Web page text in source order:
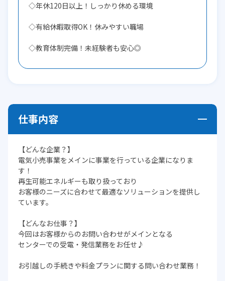
◇年休120日以上！しっかり休める環境
◇有給休暇取得OK！休みやすい職場
◇教育体制完備！未経験者も安心◎
仕事内容
【どんな企業？】
電気小売事業をメインに事業を行っている企業になりま
す！
再生可能エネルギーも取り扱っており
お客様のニーズに合わせて最適なソリューションを提供し
ています。
【どんなお仕事？】
今回はお客様からのお問い合わせがメインとなる
センターでの受電・発信業務をお任せ♪
お引越しの手続きや料金プランに関する問い合わせ業務！